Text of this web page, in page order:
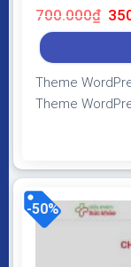
700.000₫ Giá
gốc
là:
Theme
Theme
mã nguồn mở
chuẩn SEO,
-50%